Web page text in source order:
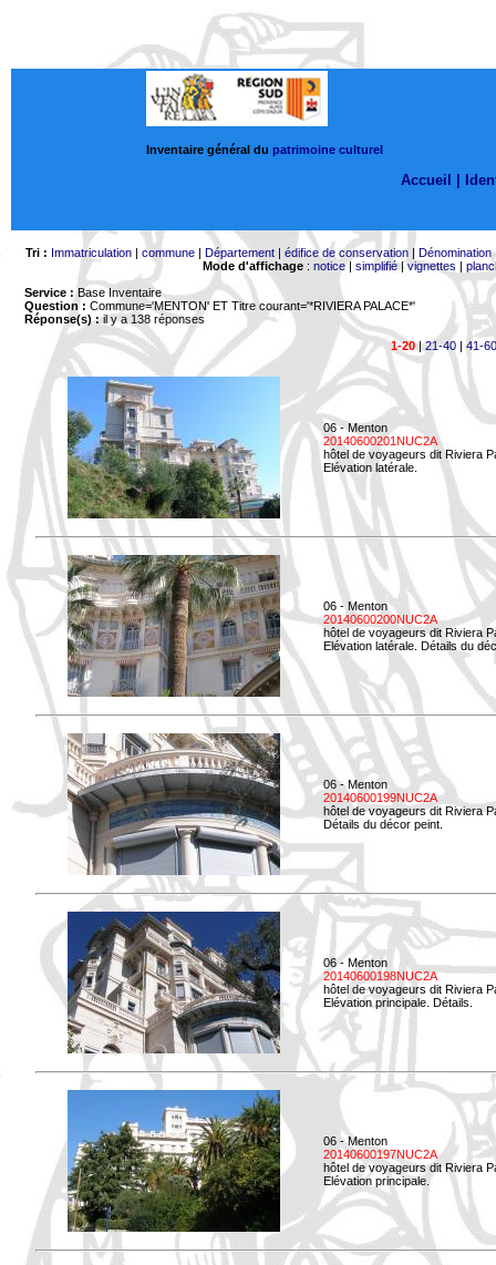
Inventaire général du patrimoine culturel
Accueil |
Tri : Immatriculation| commune| Département| édifice de conservation| Dénomination
Mode d'affichage: notice| simplifié|vignettes |
Service : Base Inventaire
Question : Commune='MENTON' ET Titre courant='*RIVIERA PALACE*'
Réponse(s) :il y a 138 réponses
1-20|21-40 | 41-60
06 - Menton
20140600201NUC2A
hôtel de voyageurs dit Riviera
Elévation latérale.
06 - Menton
20140600200NUC2A
hôtel de voyageurs dit Riviera
Elévation latérale. Détails du
06 - Menton
20140600199NUC2A
hôtel de voyageurs dit Riviera
Détails du décor peint.
06 - Menton
20140600198NUC2A
hôtel de voyageurs dit Riviera
Elévation principale. Détails.
06 - Menton
20140600197NUC2A
hôtel de voyageurs dit Riviera
Elévation principale.